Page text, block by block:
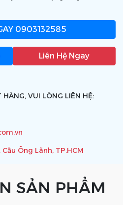
0903132585
Liên Hệ Ngay
VUI LÒNG LIÊN HỆ:
Ông Lãnh, TP.HCM
SẢN PHẨM